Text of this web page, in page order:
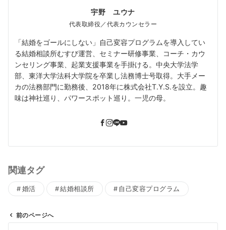
宇野 ユウナ
代表取締役／代表カウンセラー
「結婚をゴールにしない」自己変容プログラムを導入してい
る結婚相談所むすび運営、セミナー研修事業、コーチ・カウ
ンセリング事業、起業支援事業を手掛ける。中央大学法学
部、東洋大学法科大学院を卒業し法務博士号取得。大手メー
カの法務部門に勤務後、2018年に株式会社T.Y.S.を設立。趣
味は神社巡り、パワースポット巡り。一児の母。
関連タグ
婚活 結婚相談所 自己変容プログラム
前のページへ